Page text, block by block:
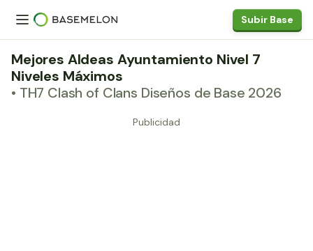
Subir Base
Mejores Aldeas Ayuntamiento Nivel 7
Niveles Máximos
• TH7 Clash of Clans Diseños de Base 2026
Publicidad